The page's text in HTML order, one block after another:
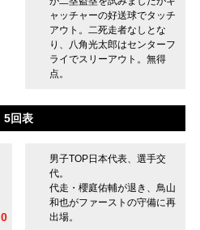
ャッチャーの好送球でタッチ
アウト。二死走者なしとな
り、八角光太郎はセンターフ
ライでスリーアウト。無得
点。
5回表
0
男子TOP日本代表、選手交
代。
代走・櫻庭佑輔が退き、鳥山
和也がファーストの守備に再
出場。